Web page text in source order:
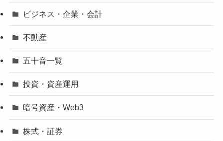
ビジネス・企業・会計
不動産
五十音一覧
投資・資産運用
暗号資産・Web3
株式・証券